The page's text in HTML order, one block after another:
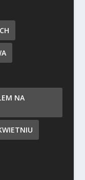
NA